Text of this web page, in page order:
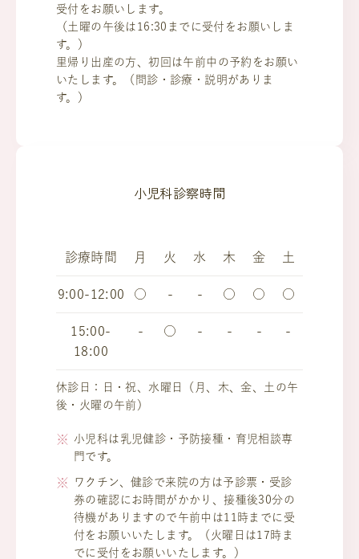
受付をお願いします。
（土曜の午後は16:30までに受付をお願いしま
す。）
里帰り出産の方、初回は午前中の予約をお願い
いたします。（問診・診療・説明がありま
す。）
小児科診察時間
診療時間 月 火 水 木 金 土
9:00-12:00 ○ - - ○ ○ ○
15:00-
18:00
- ○ - - - -
休診日：日・祝、水曜日（月、木、金、土の午
後・火曜の午前）
小児科は乳児健診・予防接種・育児相談専
門です。
ワクチン、健診で来院の方は予診票・受診
券の確認にお時間がかかり、接種後30分の
待機がありますので午前中は11時までに受
付をお願いいたします。（火曜日は17時ま
でに受付をお願いいたします。）